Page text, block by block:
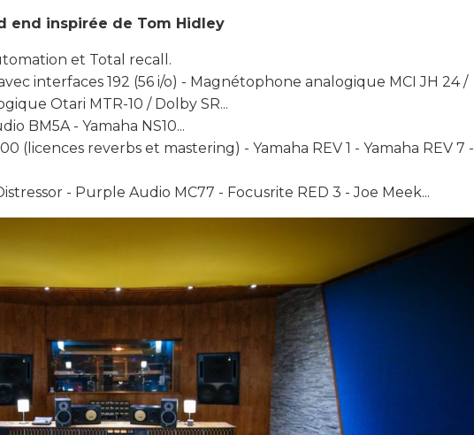
end inspirée de Tom Hidley
et Total recall.
interfaces 192 (56 i/o) - Magnétophone analogique MCI JH 24 /
Otari MTR-10 / Dolby SR...
BM5A - Yamaha NS10...
(licences reverbs et mastering) - Yamaha REV 1 - Yamaha REV 7 -
- Purple Audio MC77 - Focusrite RED 3 - Joe Meek...